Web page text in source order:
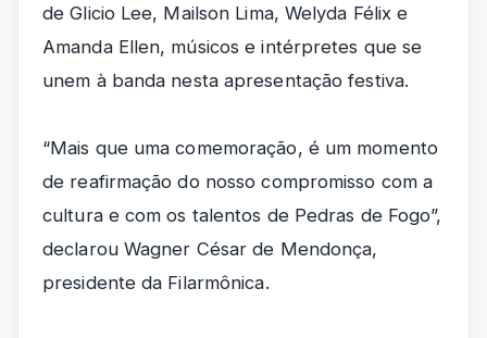
de Glicio Lee, Mailson Lima, Welyda Félix e
Amanda Ellen, músicos e intérpretes que se
unem à banda nesta apresentação festiva.
“Mais que uma comemoração, é um momento
de reafirmação do nosso compromisso com a
cultura e com os talentos de Pedras de Fogo”,
declarou Wagner César de Mendonça,
presidente da Filarmônica.